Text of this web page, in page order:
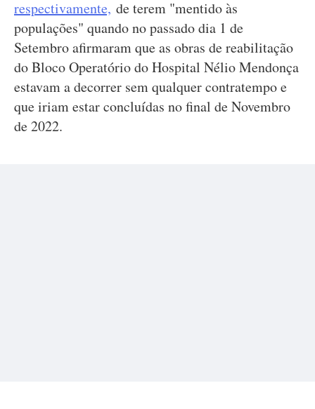
respectivamente, de terem "mentido às
populações" quando no passado dia 1 de
Setembro afirmaram que as obras de reabilitação
do Bloco Operatório do Hospital Nélio Mendonça
estavam a decorrer sem qualquer contratempo e
que iriam estar concluídas no final de Novembro
de 2022.